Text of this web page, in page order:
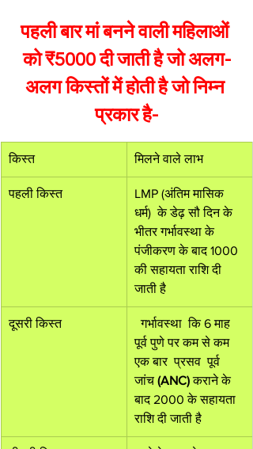
पहली बार मां बनने वाली महिलाओं
को ₹5000 दी जाती है जो अलग-
अलग किस्तों में होती है जो निम्न
प्रकार है-
किस्त मिलने वाले लाभ
पहली किस्त
LMP (अंतिम मासिक
धर्म)  के डेढ़ सौ दिन के
भीतर गर्भावस्था के
पंजीकरण के बाद 1000
की सहायता राशि दी
जाती है
दूसरी किस्त
गर्भावस्था  कि 6 माह
पूर्व पुणे पर कम से कम
एक बार  प्रसव  पूर्व
जांच (ANC) कराने के
बाद 2000 के सहायता
राशि दी जाती है